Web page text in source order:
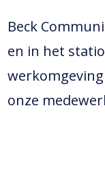
Beck
en in het
onze